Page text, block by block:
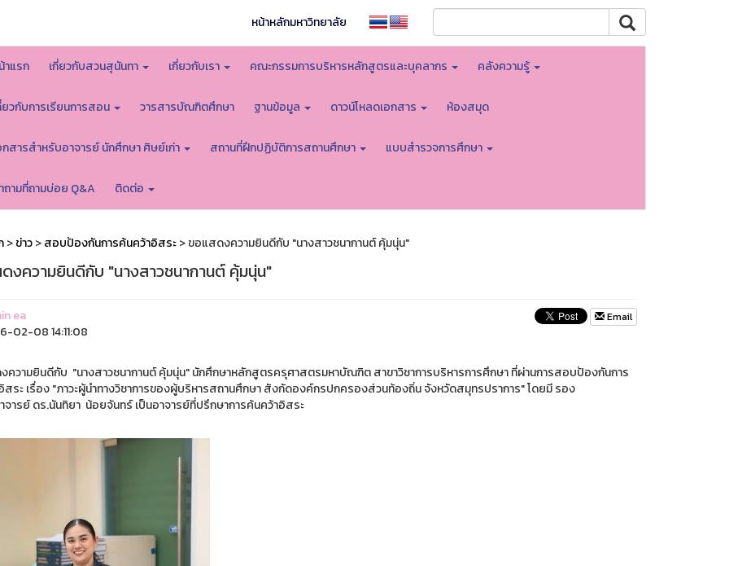
หน้าหลักมหาวิทยาลัย
าแรก เกี่ยวกับสวนสุนันทา เกี่ยวกับเรา คณะกรรมการบริหารหลักสูตรและบุคลากร คลังความรู้
ยวกับการเรียนการสอน วารสารบัณฑิตศึกษา ฐานข้อมูล ดาวน์โหลดเอกสาร ห้องสมุด
กสารสำหรับอาจารย์ นักศึกษา ศิษย์เก่า สถานที่ฝึกปฏิบัติการสถานศึกษา แบบสำรวจการศึกษา
ถามที่ถามบ่อย Q&A ติดต่อ
>ข่าว>สอบป้องกันการค้นคว้าอิสระ> ขอแสดงความยินดีกับ "นางสาวชนากานต์ คุ้มนุ่น"
งความยินดีกับ "นางสาวชนากานต์ คุ้มนุ่น"
ea
02-08 14:11:08
Email
ความยินดีกับ "นางสาวชนากานต์ คุ้มนุ่น" นักศึกษาหลักสูตรครุศาสตรมหาบัณฑิต สาขาวิชาการบริหารการศึกษา ที่ผ่านการสอบป้องกันการ
สระ เรื่อง "ภาวะผู้นำทางวิชาการของผู้บริหารสถานศึกษา สังกัดองค์กรปกครองส่วนท้องถิ่น จังหวัดสมุทรปราการ" โดยมี รอง
จารย์ ดร.นันทิยา น้อยจันทร์ เป็นอาจารย์ที่ปรึกษาการค้นคว้าอิสระ